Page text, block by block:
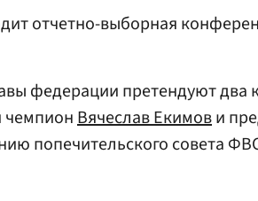
отчетно-выборная
федерации претендуют два
чемпионВячеслав Екимови
попечительского совета